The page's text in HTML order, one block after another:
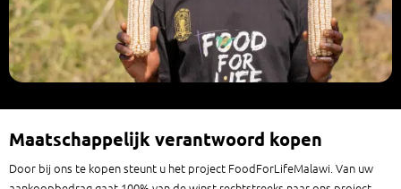
Maatschappelijk verantwoord kopen
Door bij ons te kopen steunt u het project FoodForLifeMalawi. Van uw